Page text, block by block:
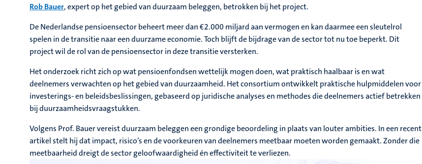
Rob Bauer, expert op het gebied van duurzaam beleggen, betrokken bij het project.
De Nederlandse pensioensector beheert meer dan €2.000 miljard aan vermogen en kan daarmee een sleutelrol
spelen in de transitie naar een duurzame economie. Toch blijft de bijdrage van de sector tot nu toe beperkt. Dit
project wil de rol van de pensioensector in deze transitie versterken.
Het onderzoek richt zich op wat pensioenfondsen wettelijk mogen doen, wat praktisch haalbaar is en wat
deelnemers verwachten op het gebied van duurzaamheid. Het consortium ontwikkelt praktische hulpmiddelen voor
investerings- en beleidsbeslissingen, gebaseerd op juridische analyses en methodes die deelnemers actief betrekken
bij duurzaamheidsvraagstukken.
Volgens Prof. Bauer vereist duurzaam beleggen een grondige beoordeling in plaats van louter ambities. In een recent
artikel stelt hij dat impact, risico’s en de voorkeuren van deelnemers meetbaar moeten worden gemaakt. Zonder die
meetbaarheid dreigt de sector geloofwaardigheid én effectiviteit te verliezen.